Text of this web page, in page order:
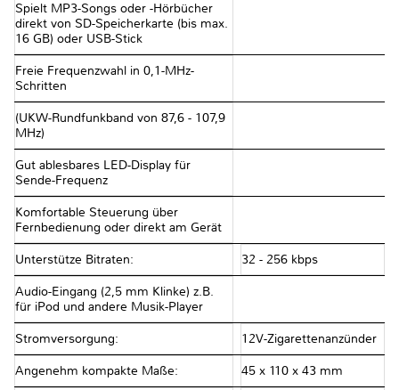
Spielt MP3-Songs oder -Hörbücher
direkt von SD-Speicherkarte (bis max.
16 GB) oder USB-Stick
Freie Frequenzwahl in 0,1-MHz-
Schritten
(UKW-Rundfunkband von 87,6 - 107,9
MHz)
Gut ablesbares LED-Display für
Sende-Frequenz
Komfortable Steuerung über
Fernbedienung oder direkt am Gerät
Unterstütze Bitraten: 32 - 256 kbps
Audio-Eingang (2,5 mm Klinke) z.B.
für iPod und andere Musik-Player
Stromversorgung: 12V-Zigarettenanzünder
Angenehm kompakte Maße: 45 x 110 x 43 mm